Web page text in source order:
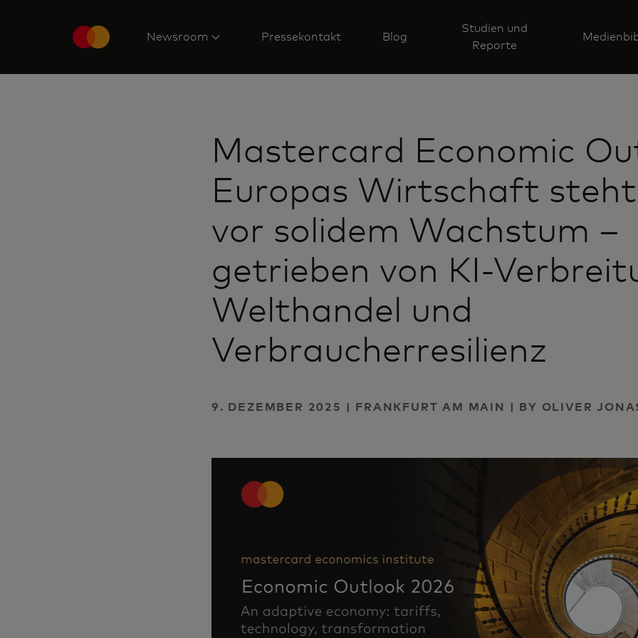
Newsroom Pressekontakt Blog
Studien und
Reporte
Mastercard Economic
Europas Wirtschaft
vor solidem Wachstum –
getrieben von KI-
Welthandel und
Verbraucherresilienz
9. DEZEMBER 2025 | FRANKFURT AM MAIN | BY OLIVER